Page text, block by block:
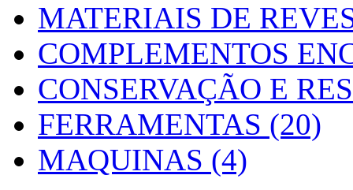
MATERIAIS DE
COMPLEMENTOS
CONSERVAÇÃO E
FERRAMENTAS (20)
MAQUINAS (4)